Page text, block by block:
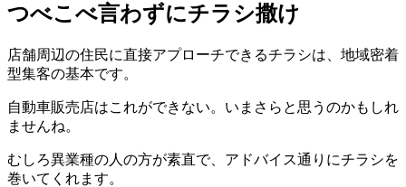
つべこべ言わずにチラシ撒け
店舗周辺の住民に直接アプローチできるチラシは、地域密着
型集客の基本です。
自動車販売店はこれができない。いまさらと思うのかもしれ
ませんね。
むしろ異業種の人の方が素直で、アドバイス通りにチラシを
巻いてくれます。